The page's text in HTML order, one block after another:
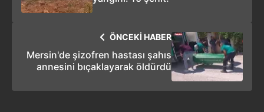
ÖNCEKİ HABER
Mersin'de şizofren hastası şahıs
annesini bıçaklayarak öldürdü